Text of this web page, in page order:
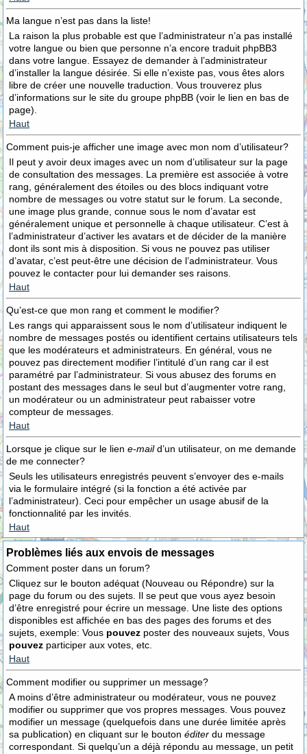
Ma langue n’est pas dans la liste!
La raison la plus probable est que l’administrateur n’a pas installé
votre langue ou bien que personne n’a encore traduit phpBB3
dans votre langue. Essayez de demander à l’administrateur
d’installer la langue désirée. Si elle n’existe pas, vous êtes alors
libre de créer une nouvelle traduction. Vous trouverez plus
d’informations sur le site du groupe phpBB (voir le lien en bas de
page).
Haut
Comment puis-je afficher une image avec mon nom d’utilisateur?
Il peut y avoir deux images avec un nom d’utilisateur sur la page
de consultation des messages. La première est associée à votre
rang, généralement des étoiles ou des blocs indiquant votre
nombre de messages ou votre statut sur le forum. La seconde,
une image plus grande, connue sous le nom d’avatar est
généralement unique et personnelle à chaque utilisateur. C’est à
l’administrateur d’activer les avatars et de décider de la manière
dont ils sont mis à disposition. Si vous ne pouvez pas utiliser
d’avatar, c’est peut-être une décision de l’administrateur. Vous
pouvez le contacter pour lui demander ses raisons.
Haut
Qu’est-ce que mon rang et comment le modifier?
Les rangs qui apparaissent sous le nom d’utilisateur indiquent le
nombre de messages postés ou identifient certains utilisateurs tels
que les modérateurs et administrateurs. En général, vous ne
pouvez pas directement modifier l’intitulé d’un rang car il est
paramétré par l’administrateur. Si vous abusez des forums en
postant des messages dans le seul but d’augmenter votre rang,
un modérateur ou un administrateur peut rabaisser votre
compteur de messages.
Haut
Lorsque je clique sur le lien e-maild’un utilisateur, on me demande
de me connecter?
Seuls les utilisateurs enregistrés peuvent s’envoyer des e-mails
via le formulaire intégré (si la fonction a été activée par
l’administrateur). Ceci pour empêcher un usage abusif de la
fonctionnalité par les invités.
Haut
Problèmes liés aux envois de messages
Comment poster dans un forum?
Cliquez sur le bouton adéquat (Nouveau ou Répondre) sur la
page du forum ou des sujets. Il se peut que vous ayez besoin
d’être enregistré pour écrire un message. Une liste des options
disponibles est affichée en bas des pages des forums et des
sujets, exemple: Vous pouvez poster des nouveaux sujets, Vous
pouvez participer aux votes, etc.
Haut
Comment modifier ou supprimer un message?
A moins d’être administrateur ou modérateur, vous ne pouvez
modifier ou supprimer que vos propres messages. Vous pouvez
modifier un message (quelquefois dans une durée limitée après
sa publication) en cliquant sur le bouton éditer du message
correspondant. Si quelqu’un a déjà répondu au message, un petit